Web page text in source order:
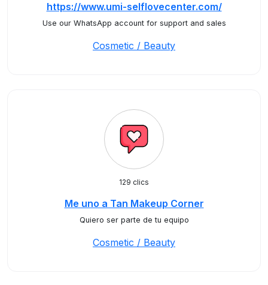
https://www.umi-selflovecenter.com/
Use our WhatsApp account for support and sales
Cosmetic / Beauty
129 clics
Me uno a Tan Makeup Corner
Quiero ser parte de tu equipo
Cosmetic / Beauty